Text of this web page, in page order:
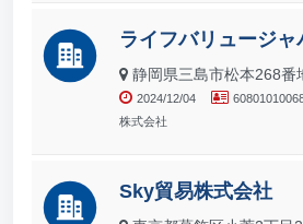
ライフバリュージ
静岡県三島市松本268番
2024/12/04
株式会社
Sky貿易株式会社